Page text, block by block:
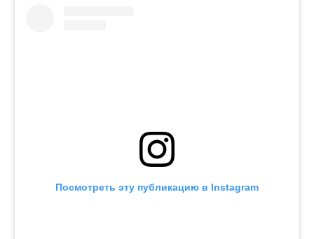
Посмотреть эту публикацию в Instagram